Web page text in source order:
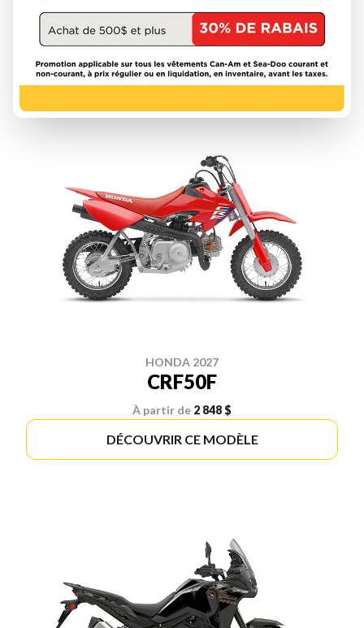
À partir de13 288 $
DÉCOUVRIR CE MODÈLE
HONDA 2027
CRF50F
À partir de 2 848 $
DÉCOUVRIR CE MODÈLE